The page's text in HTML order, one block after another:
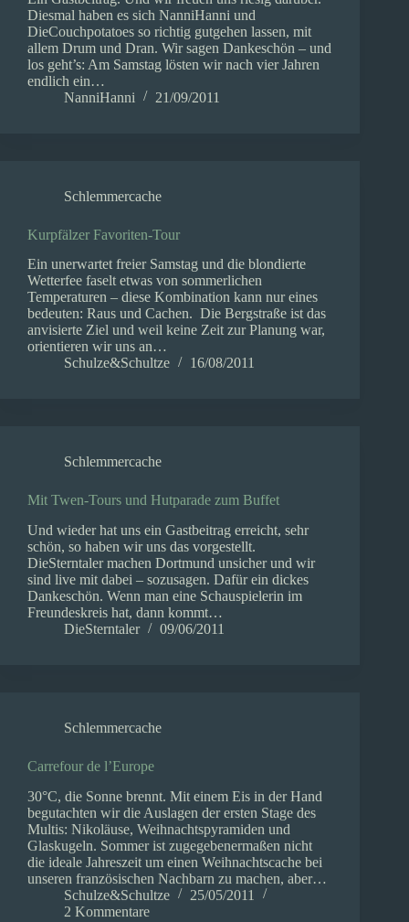
Diesmal haben es sich NanniHanni und
DieCouchpotatoes so richtig gutgehen lassen, mit
allem Drum und Dran. Wir sagen Dankeschön – und
los geht’s: Am Samstag lösten wir nach vier Jahren
endlich ein…
NanniHanni
21/09/2011
Schlemmercache
Kurpfälzer Favoriten-Tour
Ein unerwartet freier Samstag und die blondierte
Wetterfee faselt etwas von sommerlichen
Temperaturen – diese Kombination kann nur eines
bedeuten: Raus und Cachen. Die Bergstraße ist das
anvisierte Ziel und weil keine Zeit zur Planung war,
orientieren wir uns an…
Schulze&Schultze
16/08/2011
Schlemmercache
Mit Twen-Tours und Hutparade zum Buffet
Und wieder hat uns ein Gastbeitrag erreicht, sehr
schön, so haben wir uns das vorgestellt.
DieSterntaler machen Dortmund unsicher und wir
sind live mit dabei – sozusagen. Dafür ein dickes
Dankeschön. Wenn man eine Schauspielerin im
Freundeskreis hat, dann kommt…
DieSterntaler
09/06/2011
Schlemmercache
Carrefour de l’Europe
30°C, die Sonne brennt. Mit einem Eis in der Hand
begutachten wir die Auslagen der ersten Stage des
Multis: Nikoläuse, Weihnachtspyramiden und
Glaskugeln. Sommer ist zugegebenermaßen nicht
die ideale Jahreszeit um einen Weihnachtscache bei
unseren französischen Nachbarn zu machen, aber…
Schulze&Schultze
25/05/2011
2 Kommentare